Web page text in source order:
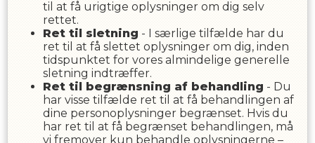
til at få urigtige oplysninger om dig selv
rettet.
Ret til sletning - I særlige tilfælde har du
ret til at få slettet oplysninger om dig, inden
tidspunktet for vores almindelige generelle
sletning indtræffer.
Ret til begrænsning af behandling - Du
har visse tilfælde ret til at få behandlingen af
dine personoplysninger begrænset. Hvis du
har ret til at få begrænset behandlingen, må
vi fremover kun behandle oplysningerne –